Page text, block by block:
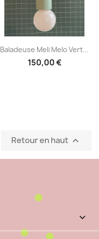
Aperçu rapide
Baladeuse Meli Melo Vert...
150,00 €
Retour en haut 
